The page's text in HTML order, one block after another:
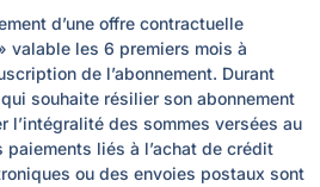
d’une offre contractuelle
valable les 6 premiers mois à
de l’abonnement. Durant
souhaite résilier son abonnement
l’intégralité des sommes versées au
paiements liés à l’achat de crédit
ou des envoies postaux sont